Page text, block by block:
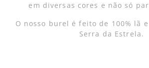
em diversas cores e não só
O nosso burel é feito de 100% lã
Serra da Estrela.